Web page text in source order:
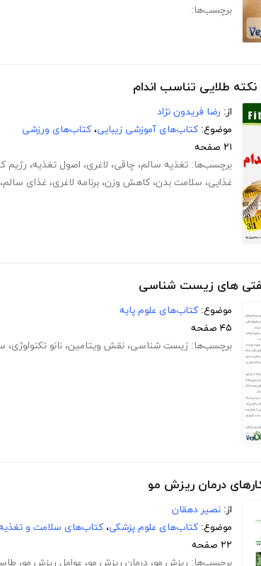
برچسب‌ها:
از: رضا فریدون نژاد
موضوع: کتاب‌های آموزشی زیبایی، کتاب‌های ورزشی
۲۱ صفحه
برچسب‌ها: تغذیه سالم، چاقی، لاغری، اصول تغذیه، رژیم
غذایی، سلامت بدن، کاهش وزن، برنامه لاغری، غذای سالم،
های زیست شناسی
موضوع: کتاب‌های علوم پایه
۴۵ صفحه
برچسب‌ها: زیست شناسی، نقش ویتامین، نانو تکنولوژی،
درمان ریزش مو
از: نصیر دهقان
موضوع: کتاب‌های علوم پزشکی، کتاب‌های سلامت و
۲۲ صفحه
برچسب‌ها: ریزش مو، درمان ریزش مو، عوامل ریزش مو،